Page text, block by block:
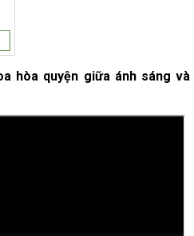
hòa quyện giữa ánh sáng và